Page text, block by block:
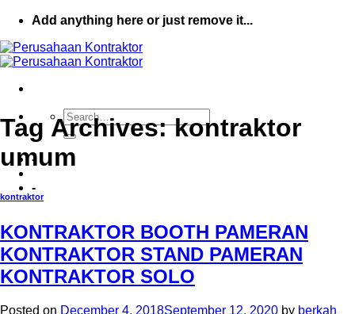
Add anything here or just remove it...
-
-
Tag Archives:kontraktor
umum
kontraktor
KONTRAKTOR BOOTH PAMERAN
KONTRAKTOR STAND PAMERAN
KONTRAKTOR SOLO
Posted on December 4, 2018September 12, 2020 by berkah